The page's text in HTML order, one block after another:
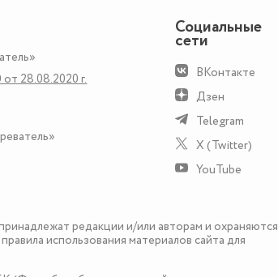
28.08.2020 г.
Социальные
сети
ВКонтакте
Дзен
Telegram
X (Twitter)
YouTube
редакции и/или авторам и охраняются
использования материалов сайта для